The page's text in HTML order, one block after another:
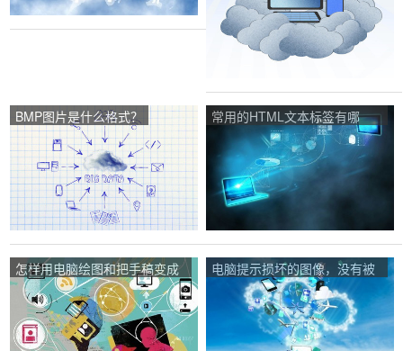
BMP图片是什么格式？
常用的HTML文本标签有哪
些？
怎样用电脑绘图和把手稿变成
电脑版？
电脑提示损坏的图像，没有被
指定在Windows上运行，或者
它包含错误。怎么解决？